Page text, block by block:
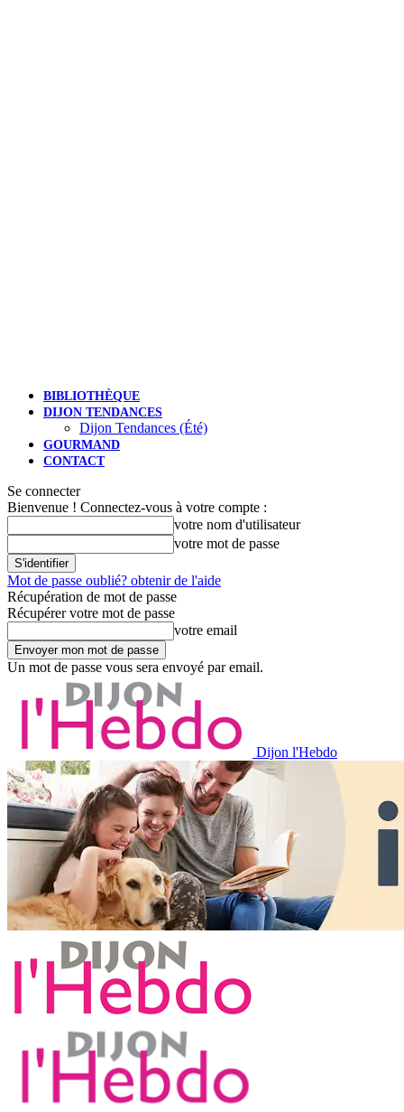
BIBLIOTHÈQUE
DIJON TENDANCES
Dijon Tendances (Été)
GOURMAND
CONTACT
Se connecter
Bienvenue ! Connectez-vous à votre compte :
votre nom d'utilisateur
votre mot de passe
Mot de passe oublié? obtenir de l'aide
Récupération de mot de passe
Récupérer votre mot de passe
votre email
Un mot de passe vous sera envoyé par email.
Dijon l'Hebdo